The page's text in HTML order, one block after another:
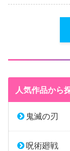
人気作品から
鬼滅の刃
呪術廻戦